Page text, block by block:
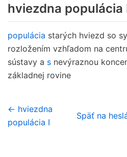
hviezdna populácia
populácia starých hviezd so
rozložením vzhľadom na
sústavy a s nevýraznou
základnej rovine
← hviezdna
populácia I
Späť na